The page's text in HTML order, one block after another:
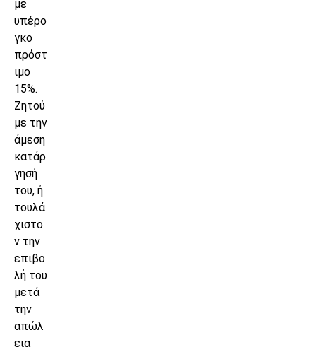
με
υπέρο
γκο
πρόστ
ιμο
15%.
Ζητού
με την
άμεση
κατάρ
γησή
του, ή
τουλά
χιστο
ν την
επιβο
λή του
μετά
την
απώλ
εια